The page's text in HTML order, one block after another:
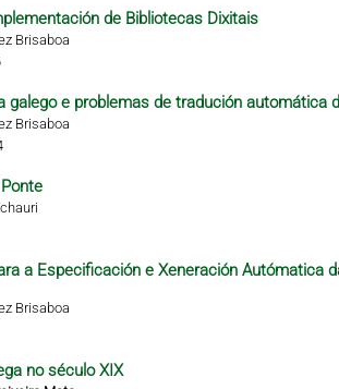
de Bibliotecas Dixitais
Brisaboa
galego e problemas de tradución automática
Brisaboa
a Especificación e Xeneración Autómatica
Brisaboa
no século XIX